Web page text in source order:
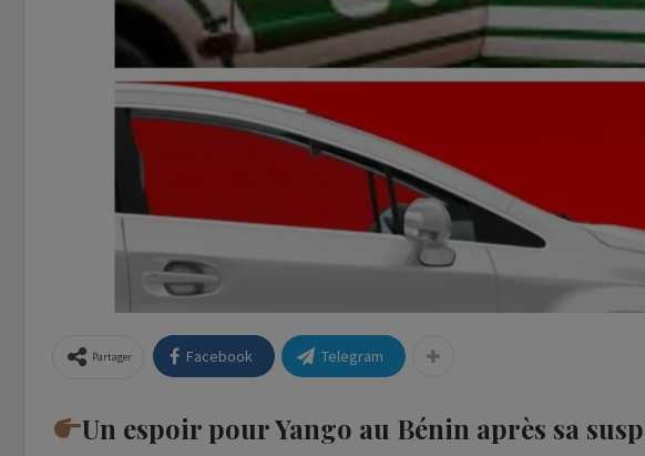
Partager Facebook Telegram
Un espoir pour Yango au Bénin après sa